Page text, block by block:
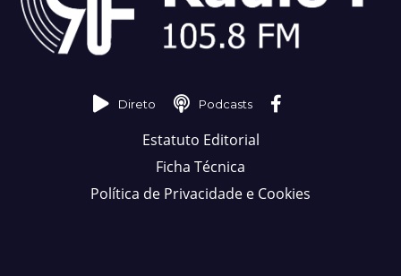
Direto Podcasts
Estatuto Editorial
Ficha Técnica
Política de Privacidade e Cookies